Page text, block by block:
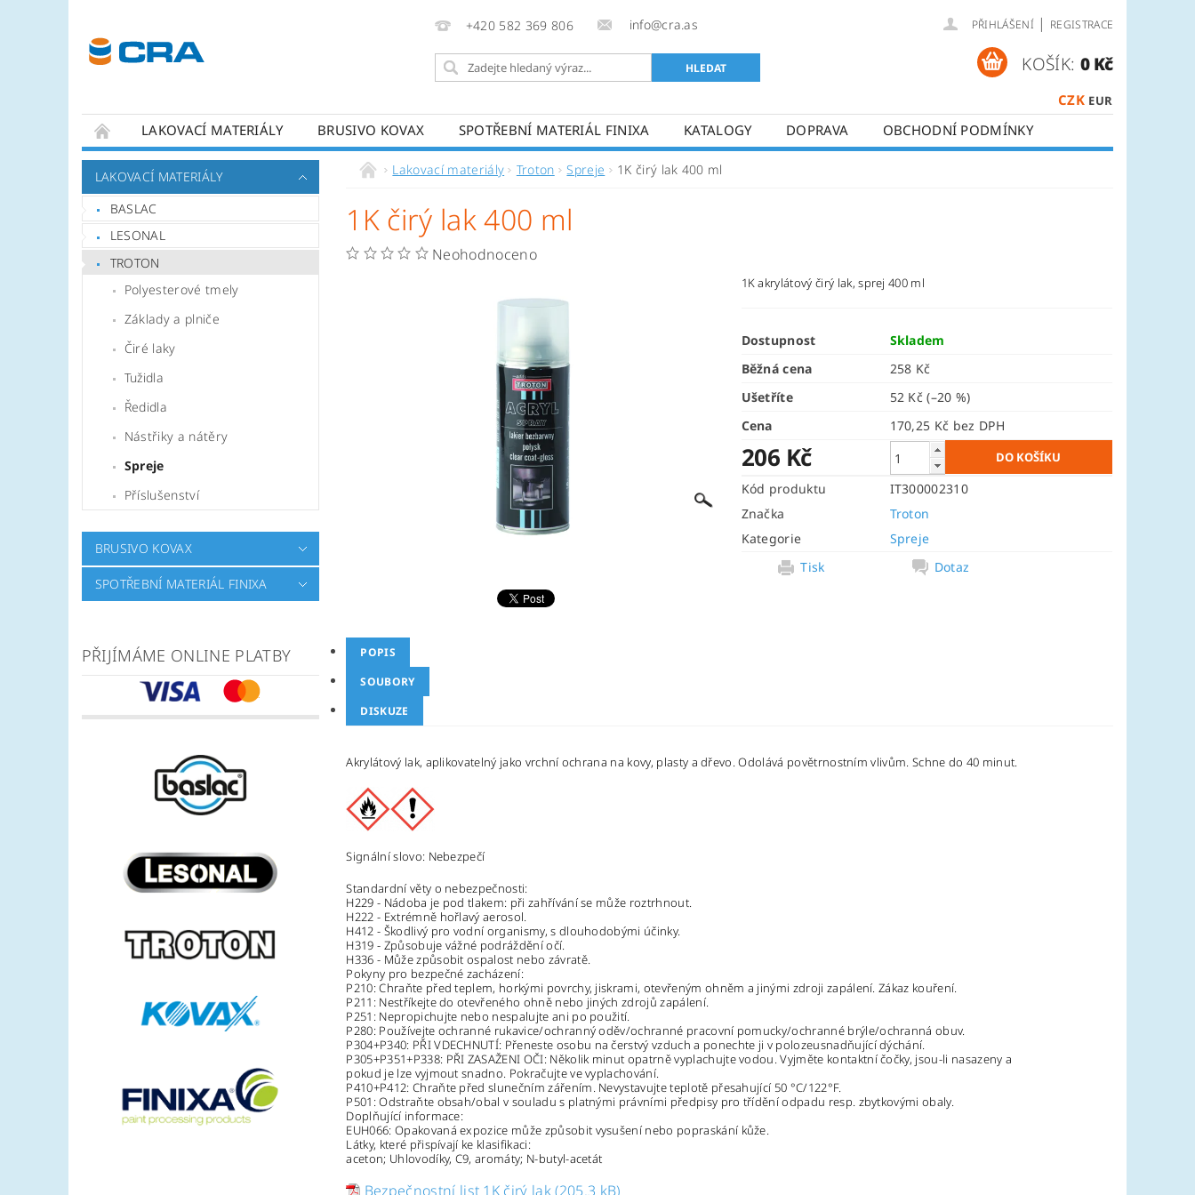
+420 582 369 806 info@cra.as PŘIHLÁŠENÍ | REGISTRACE
CZK EUR
KOŠÍK: 0 Kč
LAKOVACÍ MATERIÁLY BRUSIVO KOVAX SPOTŘEBNÍ MATERIÁL FINIXA KATALOGY DOPRAVA
OBCHODNÍ PODMÍNKY
KONTAKTY
LAKOVACÍ MATERIÁLY
BASLAC
LESONAL
TROTON
Polyesterové tmely
Základy a plniče
Čiré laky
Tužidla
Ředidla
Nástřiky a nátěry
Spreje
Příslušenství
BRUSIVO KOVAX
SPOTŘEBNÍ MATERIÁL FINIXA
PŘIJÍMÁME ONLINE PLATBY
Lakovací materiály Troton Spreje 1K čirý lak 400 ml
1K čirý lak 400 ml
Neohodnoceno
1K akrylátový čirý lak, sprej 400 ml
Dostupnost
Skladem
Běžná cena
258 Kč
Ušetříte
52 Kč(–20 %)
Cena
170,25 Kč bez DPH
206 Kč
Kód produktu
IT300002310
Značka
Troton
Kategorie
Spreje
Tisk
Dotaz
POPIS
SOUBORY
DISKUZE
Akrylátový lak, aplikovatelný jako vrchní ochrana na kovy, plasty a dřevo. Odolává povětrnostním vlivům. Schne do 40 minut.
Signální slovo: Nebezpečí
Standardní věty o nebezpečnosti:
H229 - Nádoba je pod tlakem: při zahřívání se může roztrhnout.
H222 - Extrémně hořlavý aerosol.
H412 - Škodlivý pro vodní organismy, s dlouhodobými účinky.
H319 - Způsobuje vážné podráždění očí.
H336 - Může způsobit ospalost nebo závratě.
Pokyny pro bezpečné zacházení:
P210: Chraňte před teplem, horkými povrchy, jiskrami, otevřeným ohněm a jinými zdroji zapálení. Zákaz kouření.
P211: Nestříkejte do otevřeného ohně nebo jiných zdrojů zapálení.
P251: Nepropichujte nebo nespalujte ani po použití.
P280: Používejte ochranné rukavice/ochranný oděv/ochranné pracovní pomucky/ochranné brýle/ochranná obuv.
P304+P340: PŘI VDECHNUTÍ: Přeneste osobu na čerstvý vzduch a ponechte ji v polozeusnadňující dýchání.
P305+P351+P338: PŘI ZASAŽENI OČI: Několik minut opatrně vyplachujte vodou. Vyjměte kontaktní čočky, jsou-li nasazeny a
pokud je lze vyjmout snadno. Pokračujte ve vyplachování.
P410+P412: Chraňte před slunečním zářením. Nevystavujte teplotě přesahující 50 °C/122°F.
P501: Odstraňte obsah/obal v souladu s platnými právními předpisy pro třídění odpadu resp. zbytkovými obaly.
Doplňující informace:
EUH066: Opakovaná expozice může způsobit vysušení nebo popraskání kůže.
Látky, které přispívají ke klasifikaci:
aceton; Uhlovodíky, C9, aromáty; N-butyl-acetát
Bezpečnostní list 1K čirý lak (205.3 kB)